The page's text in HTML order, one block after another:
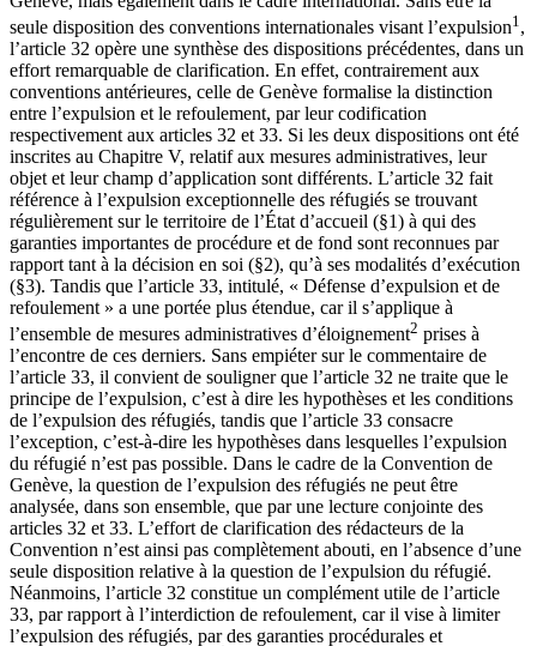
seule disposition des conventions internationales visant l’expulsion1 ,
l’article 32 opère une synthèse des dispositions précédentes, dans un
effort remarquable de clarification. En effet, contrairement aux
conventions antérieures, celle de Genève formalise la distinction
entre l’expulsion et le refoulement, par leur codification
respectivement aux articles 32 et 33. Si les deux dispositions ont été
inscrites au Chapitre V, relatif aux mesures administratives, leur
objet et leur champ d’application sont différents. L’article 32 fait
référence à l’expulsion exceptionnelle des réfugiés se trouvant
régulièrement sur le territoire de l’État d’accueil (§1) à qui des
garanties importantes de procédure et de fond sont reconnues par
rapport tant à la décision en soi (§2), qu’à ses modalités d’exécution
(§3). Tandis que l’article 33, intitulé, « Défense d’expulsion et de
refoulement » a une portée plus étendue, car il s’applique à
l’ensemble de mesures administratives d’éloignement2 prises à
l’encontre de ces derniers. Sans empiéter sur le commentaire de
l’article 33, il convient de souligner que l’article 32 ne traite que le
principe de l’expulsion, c’est à dire les hypothèses et les conditions
de l’expulsion des réfugiés, tandis que l’article 33 consacre
l’exception, c’est-à-dire les hypothèses dans lesquelles l’expulsion
du réfugié n’est pas possible. Dans le cadre de la Convention de
Genève, la question de l’expulsion des réfugiés ne peut être
analysée, dans son ensemble, que par une lecture conjointe des
articles 32 et 33. L’effort de clarification des rédacteurs de la
Convention n’est ainsi pas complètement abouti, en l’absence d’une
seule disposition relative à la question de l’expulsion du réfugié.
Néanmoins, l’article 32 constitue un complément utile de l’article
33, par rapport à l’interdiction de refoulement, car il vise à limiter
l’expulsion des réfugiés, par des garanties procédurales et